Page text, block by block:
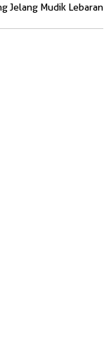
Jelang Mudik Lebaran